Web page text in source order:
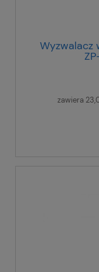
Wyzwalacz
zawiera